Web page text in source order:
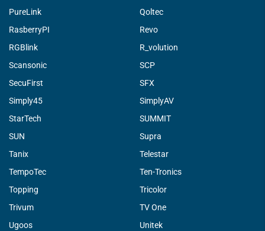
PureLink
Qoltec
RasberryPI
Revo
RGBlink
R_volution
Scansonic
SCP
SecuFirst
SFX
Simply45
SimplyAV
StarTech
SUMMIT
SUN
Supra
Tanix
Telestar
TempoTec
Ten-Tronics
Topping
Tricolor
Trivum
TV One
Ugoos
Unitek